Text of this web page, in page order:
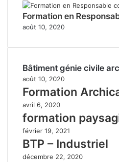
Formation en
août 10, 2020
Bâtiment génie civile
août 10, 2020
Formation
avril 6, 2020
formation
février 19, 2021
BTP – Industriel
décembre 22, 2020